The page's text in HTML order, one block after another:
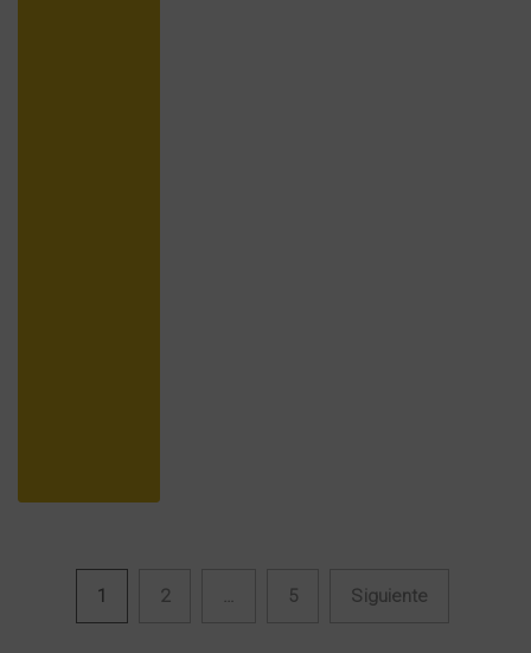
Navegación de entradas
1 2 … 5 Siguiente